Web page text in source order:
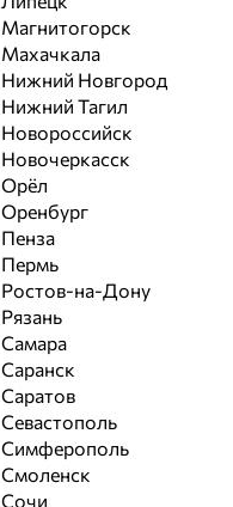
Магнитогорск
Махачкала
Нижний Новгород
Нижний Тагил
Новороссийск
Новочеркасск
Орёл
Оренбург
Пенза
Пермь
Ростов-на-Дону
Рязань
Самара
Саранск
Саратов
Севастополь
Симферополь
Смоленск
Сочи